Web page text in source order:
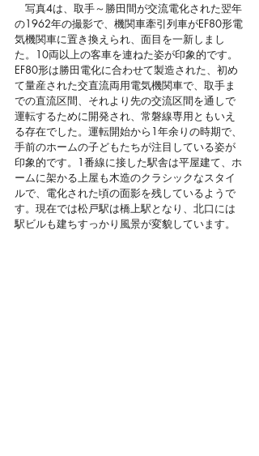
写真4は、取手～勝田間が交流電化された翌年
の1962年の撮影で、機関車牽引列車がEF80形電
気機関車に置き換えられ、面目を一新しまし
た。10両以上の客車を連ねた姿が印象的です。
EF80形は勝田電化に合わせて製造された、初め
て量産された交直流両用電気機関車で、取手ま
での直流区間、それより先の交流区間を通しで
運転するために開発され、常磐線専用ともいえ
る存在でした。運転開始から1年余りの時期で、
手前のホームの子どもたちが注目している姿が
印象的です。1番線に接した駅舎は平屋建て、ホ
ームに架かる上屋も木造のクラシックなスタイ
ルで、電化された頃の面影を残しているようで
す。現在では松戸駅は橋上駅となり、北口には
駅ビルも建ちすっかり風景が変貌しています。